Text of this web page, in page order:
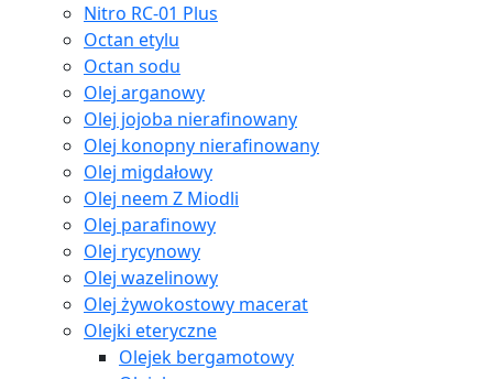
Nitro RC-01 Plus
Octan etylu
Octan sodu
Olej arganowy
Olej jojoba nierafinowany
Olej konopny nierafinowany
Olej migdałowy
Olej neem Z Miodli
Olej parafinowy
Olej rycynowy
Olej wazelinowy
Olej żywokostowy macerat
Olejki eteryczne
Olejek bergamotowy